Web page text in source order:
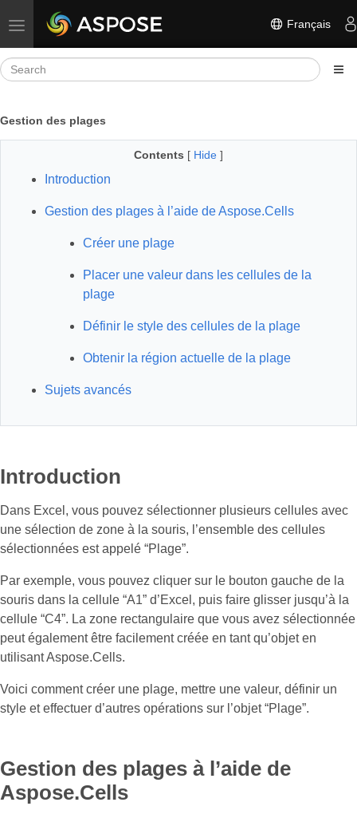
Toggle navigation Français
Gestion des plages
Contents [ Hide ]
Introduction
Gestion des plages à l’aide de Aspose.Cells
Créer une plage
Placer une valeur dans les cellules de la
plage
Définir le style des cellules de la plage
Obtenir la région actuelle de la plage
Sujets avancés
Introduction
Dans Excel, vous pouvez sélectionner plusieurs cellules avec
une sélection de zone à la souris, l’ensemble des cellules
sélectionnées est appelé “Plage”.
Par exemple, vous pouvez cliquer sur le bouton gauche de la
souris dans la cellule “A1” d’Excel, puis faire glisser jusqu’à la
cellule “C4”. La zone rectangulaire que vous avez sélectionnée
peut également être facilement créée en tant qu’objet en
utilisant Aspose.Cells.
Voici comment créer une plage, mettre une valeur, définir un
style et effectuer d’autres opérations sur l’objet “Plage”.
Gestion des plages à l’aide de
Aspose.Cells